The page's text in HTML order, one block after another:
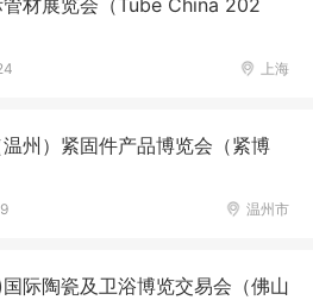
材展览会（Tube China 202
上海
州）紧固件产品博览会（紧博
温州市
际陶瓷及卫浴博览交易会（佛山